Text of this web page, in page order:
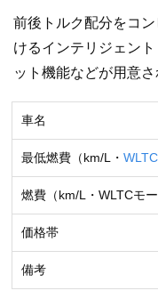
前後トルク配分をコ
けるインテリジェン
ット機能などが用意さ
車名
最低燃費（km/L・ WLTC
燃費（km/L・WLTCモー
価格帯
備考